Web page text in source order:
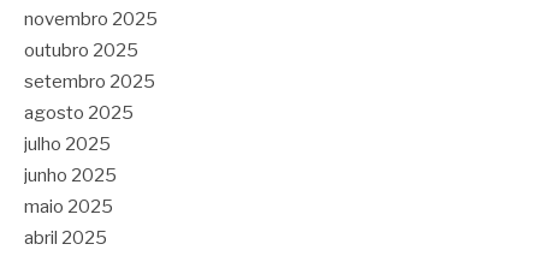
novembro 2025
outubro 2025
setembro 2025
agosto 2025
julho 2025
junho 2025
maio 2025
abril 2025